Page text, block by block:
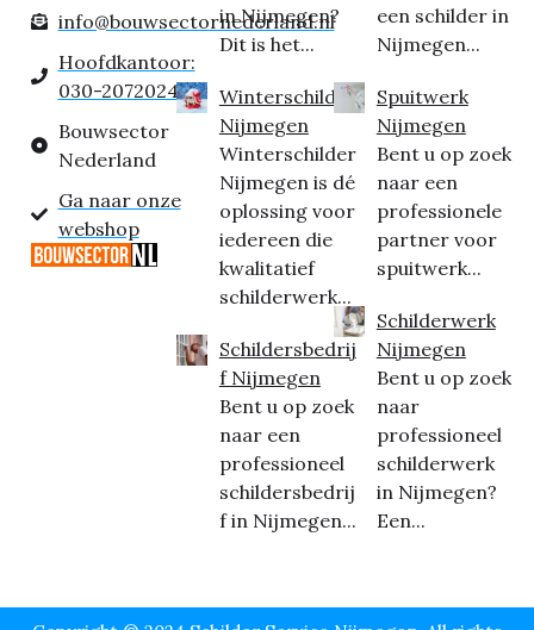
info@bouwsectornederland.nl
Hoofdkantoor:
030-2072024
Bouwsector
Nederland
Ga naar onze
webshop
in Nijmegen?
Dit is het...
Winterschilder
Nijmegen
Winterschilder
Nijmegen is dé
oplossing voor
iedereen die
kwalitatief
schilderwerk...
Schildersbedrij
f Nijmegen
Bent u op zoek
naar een
professioneel
schildersbedrij
f in Nijmegen...
een schilder in
Nijmegen...
Spuitwerk
Nijmegen
Bent u op zoek
naar een
professionele
partner voor
spuitwerk...
Schilderwerk
Nijmegen
Bent u op zoek
naar
professioneel
schilderwerk
in Nijmegen?
Een...